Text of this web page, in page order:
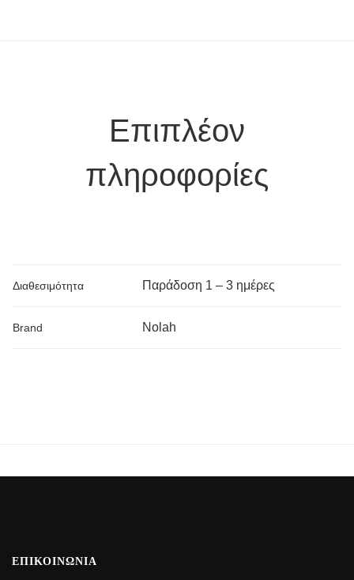
Επιπλέον
πληροφορίες
Διαθεσιμότητα Παράδoση 1 – 3 ημέρες
Brand Nolah
ΕΠΙΚΟΙΝΩΝΙΑ